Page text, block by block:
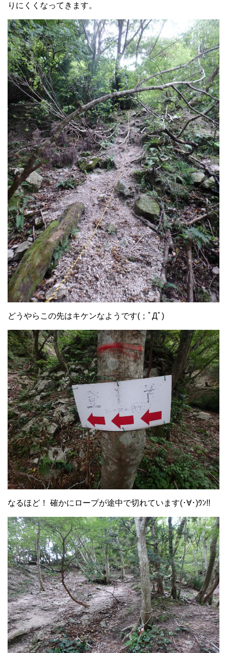
りにくくなってきます。
どうやらこの先はキケンなようです(；ﾟДﾟ)
なるほど！ 確かにロープが途中で切れています(･∀･)ｳﾝ!!